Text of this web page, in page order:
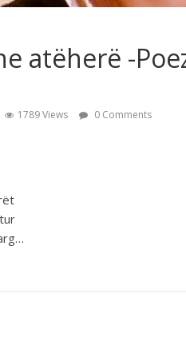
atëherë -
1789 Views 0 Comments